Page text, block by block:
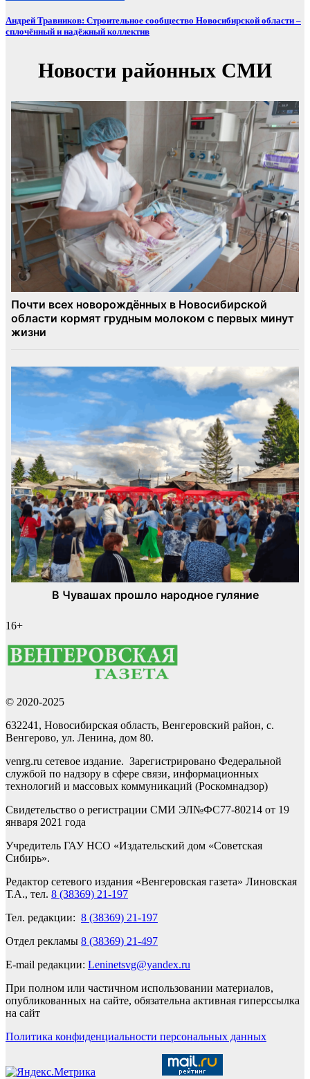
Андрей Травников: Строительное сообщество Новосибирской области –
сплочённый и надёжный коллектив
16+
© 2020-2025
632241, Новосибирская область, Венгеровский район, с.
Венгерово, ул. Ленина, дом 80.
venrg.ru сетевое издание. Зарегистрировано Федеральной
службой по надзору в сфере связи, информационных
технологий и массовых коммуникаций (Роскомнадзор)
Свидетельство о регистрации СМИ ЭЛ№ФС77-80214 от 19
января 2021 года
Учредитель ГАУ НСО «Издательский дом «Советская
Сибирь».
Редактор сетевого издания «Венгеровская газета» Линовская
Т.А., тел. 8 (38369) 21-197
Тел. редакции: 8 (38369) 21-197
Отдел рекламы 8 (38369) 21-497
E-mail редакции: Leninetsvg@yandex.ru
При полном или частичном использовании материалов,
опубликованных на сайте, обязательна активная гиперссылка
на сайт
Политика конфиденциальности персональных данных